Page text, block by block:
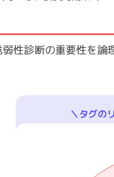
性診断の重要性を
＼タグの